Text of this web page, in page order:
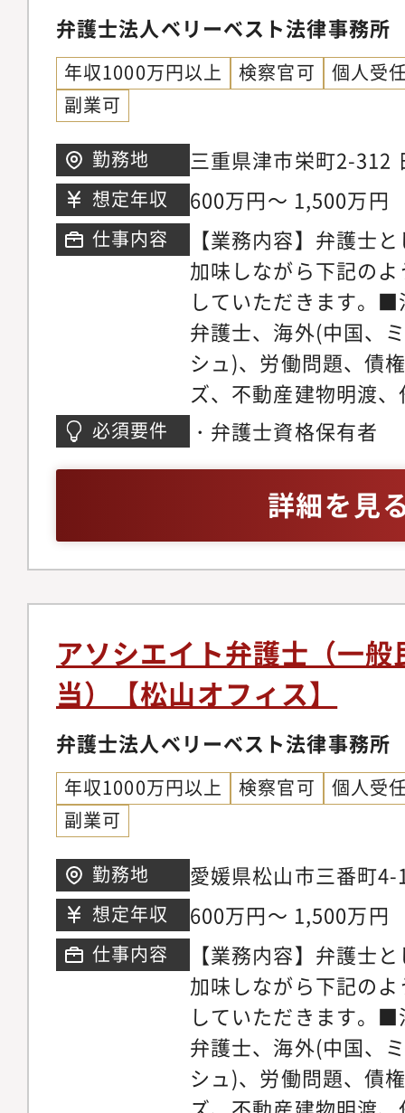
ニーズに応じ、今後
以上に大きく切り込
ます。【サポート制
事務所では業務支援
研修実施やオフィス
おります。領域が広
領域についてミスマ
やかなサポート体制
リアステップについ
い分野の仕事に触れ
関心の高い分野で専
だきます。ゆくゆく
戦しつつ後輩弁護士
だきます。経験を積
師や、メディアへの
の】◆幅広い分野/豊
ているパラリーガル
士が多くの案件に専
き、短期間で弁護士
事ができる環境です
マーケティング・営
事務所では各専門チ
の段階から弁護士が
います。マーケティ
助けを借りながら、
きるかを弁護士が主
た、顧客獲得の見込
ロージングの段階で
をお願いしている為
着けることが可能で
ネスモデルでの実務
事務所の中には、価
り、実績が少なく専
朗会計とクライアン
ブルな料金体系を構
ニーズに応じ、今後
以上に大きく切り込
ます。【サポート制
事務所では業務支援
研修実施やオフィス
おります。領域が広
領域についてミスマ
やかなサポート体制
リアステップについ
い分野の仕事に触れ
関心の高い分野で専
弁護士法人ベリーベスト法律事務所
年収1000万円以上 検察官可
個人受
副業可
勤務地
三重県津市栄町2-
考慮の上決定します
想定年収 600万円～ 1,500万円
仕事内容
【業務内容】弁護士
加味しながら下記の
していただきます。
弁護士、海外(中国、
シュ)、労働問題、債
ズ、不動産建物明渡
件、不動産・法人登
務、コーポレートガ
チャー法務、IPO法
件、紛争案件、知的
テイメント、国際取
個人のお客様向け交
金請求、離婚問題、
産相続、労働問題、
外国人のビザ申請【
の】◆幅広い分野/豊
ているパラリーガル
士が多くの案件に専
き、短期間で弁護士
事ができる環境です
マーケティング・営
事務所では各専門チ
の段階から弁護士が
います。マーケティ
助けを借りながら、
きるかを弁護士が主
必須要件 ・弁護士資格保有者
詳細を見
アソシエイト弁護士（一
当）【松山オフィス】
弁護士法人ベリーベスト法律事務所
年収1000万円以上 検察官可
個人受
副業可
勤務地
愛媛県松山市三番町
町ビル4階※希望考慮
想定年収 600万円～ 1,500万円
仕事内容
【業務内容】弁護士
加味しながら下記の
していただきます。
弁護士、海外(中国、
シュ)、労働問題、債